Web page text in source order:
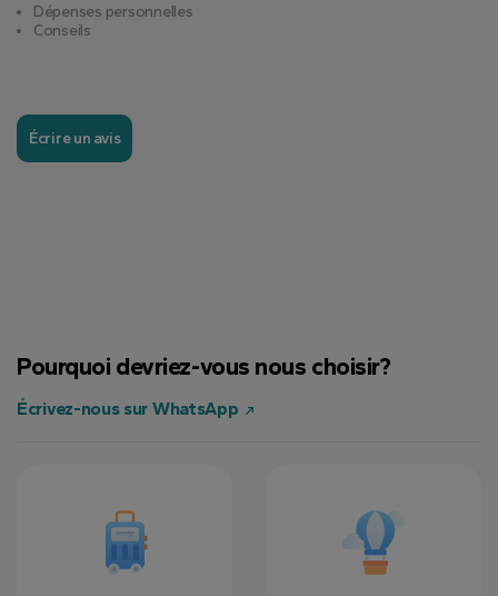
Dépenses personnelles
Conseils
Écrire un avis
Pourquoi devriez-vous nous choisir?
Écrivez-nous sur WhatsApp